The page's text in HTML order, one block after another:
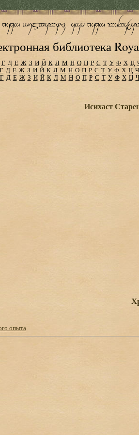
библиотека
Г Д Е Ж З И Й К Л М Н О П Р С Т У Ф Х Ц
Г Д Е Ж З И Й К Л М Н О П Р С Т У Ф Х Ц Ч
Г Д Е Ж З И Й К Л М Н О П Р С Т У Ф Х Ц Ч
Исихаст
опыта